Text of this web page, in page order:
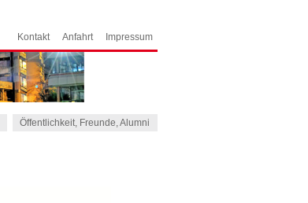
Öffentlichkeit, Freunde, Alumni
Kontakt Anfahrt Impressum